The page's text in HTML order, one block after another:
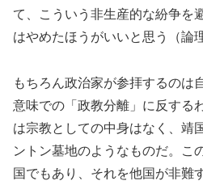
て、こういう非生産的な紛争を
はやめたほうがいいと思う（論
もちろん政治家が参拝するのは
意味での「政教分離」に反する
は宗教としての中身はなく、靖
ントン墓地のようなものだ。こ
国でもあり、それを他国が非難